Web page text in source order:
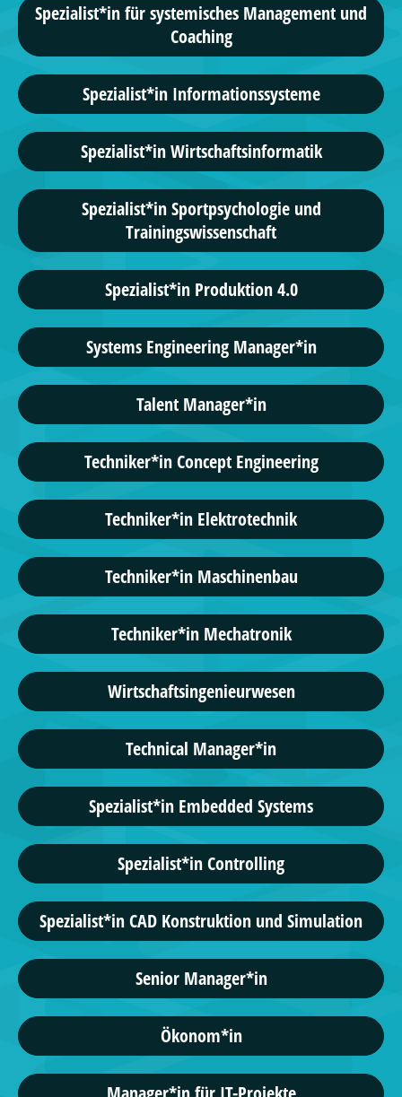
Spezialist*in für systemisches Management und
Coaching
Spezialist*in Informationssysteme
Spezialist*in Wirtschaftsinformatik
Spezialist*in Sportpsychologie und
Trainingswissenschaft
Spezialist*in Produktion 4.0
Systems Engineering Manager*in
Talent Manager*in
Techniker*in Concept Engineering
Techniker*in Elektrotechnik
Techniker*in Maschinenbau
Techniker*in Mechatronik
Wirtschaftsingenieurwesen
Technical Manager*in
Spezialist*in Embedded Systems
Spezialist*in Controlling
Spezialist*in CAD Konstruktion und Simulation
Senior Manager*in
Ökonom*in